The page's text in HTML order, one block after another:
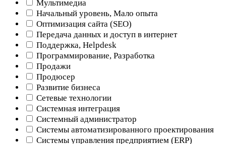
Мультимедиа
Начальный уровень, Мало опыта
Оптимизация сайта (SEO)
Передача данных и доступ в интернет
Поддержка, Helpdesk
Программирование, Разработка
Продажи
Продюсер
Развитие бизнеса
Сетевые технологии
Системная интеграция
Системный администратор
Системы автоматизированного проектирования
Системы управления предприятием (ERP)